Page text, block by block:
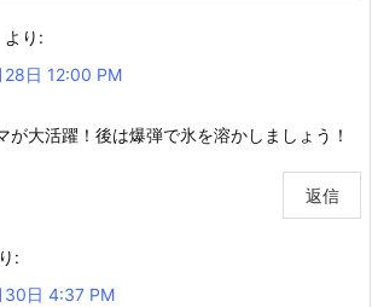
より:
28日 12:00 PM
が大活躍！後は爆弾で氷を溶かしましょう！
返信
:
30日 4:37 PM